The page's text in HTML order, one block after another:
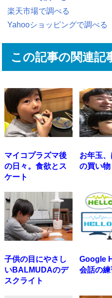
楽天市場で調べる
Yahooショッピングで調べる
この記事の関連記
マイコプラズマ後
の日々。食欲とス
ケート
お年玉
の買い物
子供の目にやさし
いBALMUDAのデ
スクライト
Google
会話の